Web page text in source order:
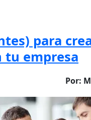
para
tu empresa
Por: